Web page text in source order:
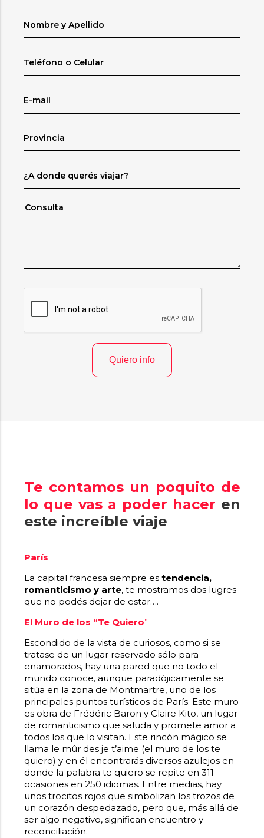
Te contamos un poquito de
lo que vas a poder hacer en
este increíble viaje
París
La capital francesa siempre es tendencia,
romanticismo y arte, te mostramos dos lugres
que no podés dejar de estar….
El Muro de los “Te Quiero”
Escondido de la vista de curiosos, como si se
tratase de un lugar reservado sólo para
enamorados, hay una pared que no todo el
mundo conoce, aunque paradójicamente se
sitúa en la zona de Montmartre, uno de los
principales puntos turísticos de París. Este muro
es obra de Frédéric Baron y Claire Kito, un lugar
de romanticismo que saluda y promete amor a
todos los que lo visitan. Este rincón mágico se
llama le mûr des je t’aime (el muro de los te
quiero) y en él encontrarás diversos azulejos en
donde la palabra te quiero se repite en 311
ocasiones en 250 idiomas. Entre medias, hay
unos trocitos rojos que simbolizan los trozos de
un corazón despedazado, pero que, más allá de
ser algo negativo, significan encuentro y
reconciliación.